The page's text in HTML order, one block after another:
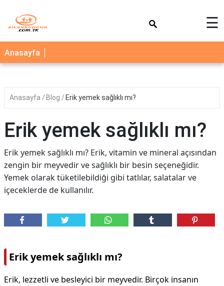
AİLE
ÇOCUK
SAĞLIK
NEDİR
BLOG
FAYDALI
BİLGİLER
YEMEK
☰
Anasayfa
Anasayfa Blog Erik yemek sağlıklı mı?
Erik yemek sağlıklı mı?
Erik yemek sağlıklı mı? Erik, vitamin ve mineral açısından
zengin bir meyvedir ve sağlıklı bir besin seçeneğidir.
Yemek olarak tüketilebildiği gibi tatlılar, salatalar ve
içeceklerde de kullanılır.
Erik yemek sağlıklı mı?
Erik, lezzetli ve besleyici bir meyvedir. Birçok insanın